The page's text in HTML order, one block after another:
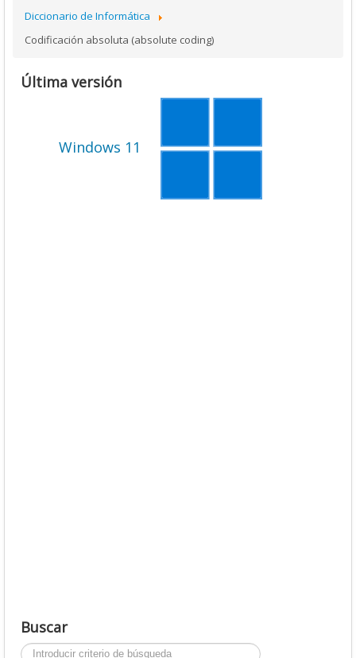
Diccionario de Informática
Codificación absoluta (absolute coding)
Última versión
Windows 11
Buscar
Buscar...